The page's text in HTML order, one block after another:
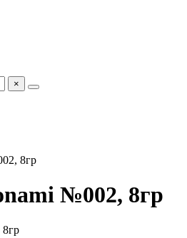
×
8гр
№002, 8гр